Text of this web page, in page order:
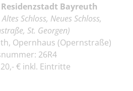
Bayreuth
Schloss, Neues Schloss,
St. Georgen)
Opernhaus (Opernstraße)
26R4
€ inkl. Eintritte